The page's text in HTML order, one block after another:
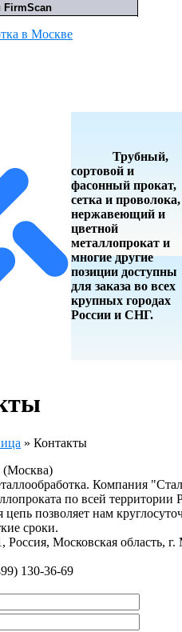
в Москве
Трубный,
сортовой и
фасонный прокат,
сетка и проволока,
нержавеющий и
цветной
металлопрокат и
многие другие
позиции доступны
для заказа во всех
крупных городах
России и СНГ.
» Контакты
(Москва)
Компания
по всей территории
цепь позволяет нам
сроки.
Россия, Московская область,
130-36-69